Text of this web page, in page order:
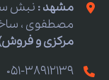
مشهد : نبش سه
مصطفوی ، ساختمان
مرکزی و
051-38912139